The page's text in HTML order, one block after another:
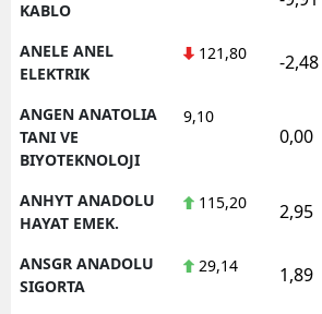
KABLO
ANELE ANEL
ELEKTRIK
121,80 -2,48
ANGEN ANATOLIA
TANI VE
BIYOTEKNOLOJI
9,10
0,00
ANHYT ANADOLU
HAYAT EMEK.
115,20 2,95
ANSGR ANADOLU
SIGORTA
29,14 1,89